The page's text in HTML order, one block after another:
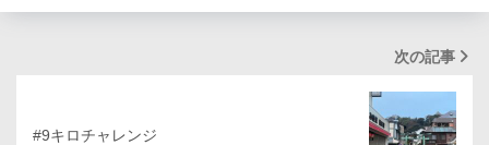
次の記事
#9キロチャレンジ